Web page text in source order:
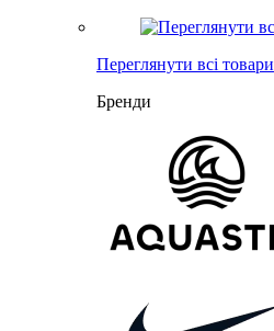
Переглянути всі товари
Бренди